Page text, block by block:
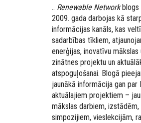
.. Renewable Networkblogs
2009. gada darbojas kā
informācijas kanāls, kas
sadarbības tīkliem,
enerģijas, inovatīvu mākslas
zinātnes projektu un
atspoguļošanai. Blogā
jaunākā informācija gan par
aktuālajiem projektiem –
mākslas darbiem, izstādēm,
simpozijiem, vieslekcijām,